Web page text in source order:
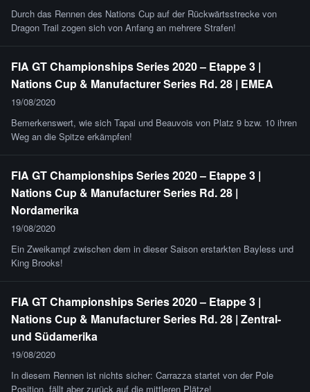
Durch das Rennen des Nations Cup auf der Rückwärtsstrecke von
Dragon Trail zogen sich von Anfang an mehrere Strafen!
FIA GT Championships Series 2020 – Etappe 3 |
Nations Cup & Manufacturer Series Rd. 28 | EMEA
19/08/2020
Bemerkenswert, wie sich Tapai und Beauvois von Platz 9 bzw. 10 ihren
Weg an die Spitze erkämpfen!
FIA GT Championships Series 2020 – Etappe 3 |
Nations Cup & Manufacturer Series Rd. 28 |
Nordamerika
19/08/2020
Ein Zweikampf zwischen dem in dieser Saison erstarkten Bayless und
King Brooks!
FIA GT Championships Series 2020 – Etappe 3 |
Nations Cup & Manufacturer Series Rd. 28 | Zentral-
und Südamerika
19/08/2020
In diesem Rennen ist nichts sicher: Carrazza startet von der Pole
Position, fällt aber zurück auf die mittleren Plätze!